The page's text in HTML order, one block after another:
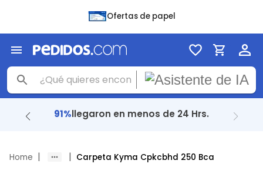
Ofertas de papel
91%llegaron en menos de 24 Hrs.
Home | | Carpeta Kyma Cpkcbhd 250 Bca